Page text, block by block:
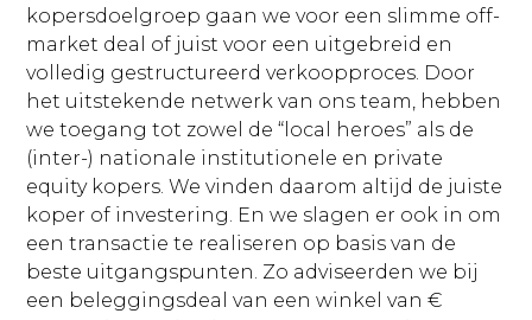
kopersdoelgroep gaan we voor een slimme off-
market deal of juist voor een uitgebreid en
volledig gestructureerd verkoopproces. Door
het uitstekende netwerk van ons team, hebben
we toegang tot zowel de “local heroes” als de
(inter-) nationale institutionele en private
equity kopers. We vinden daarom altijd de juiste
koper of investering. En we slagen er ook in om
een transactie te realiseren op basis van de
beste uitgangspunten. Zo adviseerden we bij
een beleggingsdeal van een winkel van €